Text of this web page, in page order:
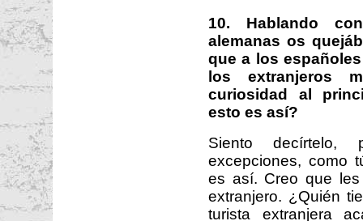
10. Hablando
alemanas os
que a los
los extranjeros
curiosidad al
esto es así?
Siento decírtelo,
excepciones, como
es así. Creo que
extranjero. ¿Quién
turista extranjera